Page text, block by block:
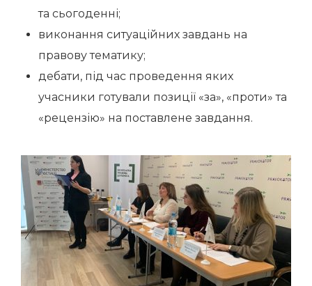
та сьогоденні;
виконання ситуаційних завдань на
правову тематику;
дебати, під час проведення яких
учасники готували позиції «за», «проти» та
«рецензію» на поставлене завдання.